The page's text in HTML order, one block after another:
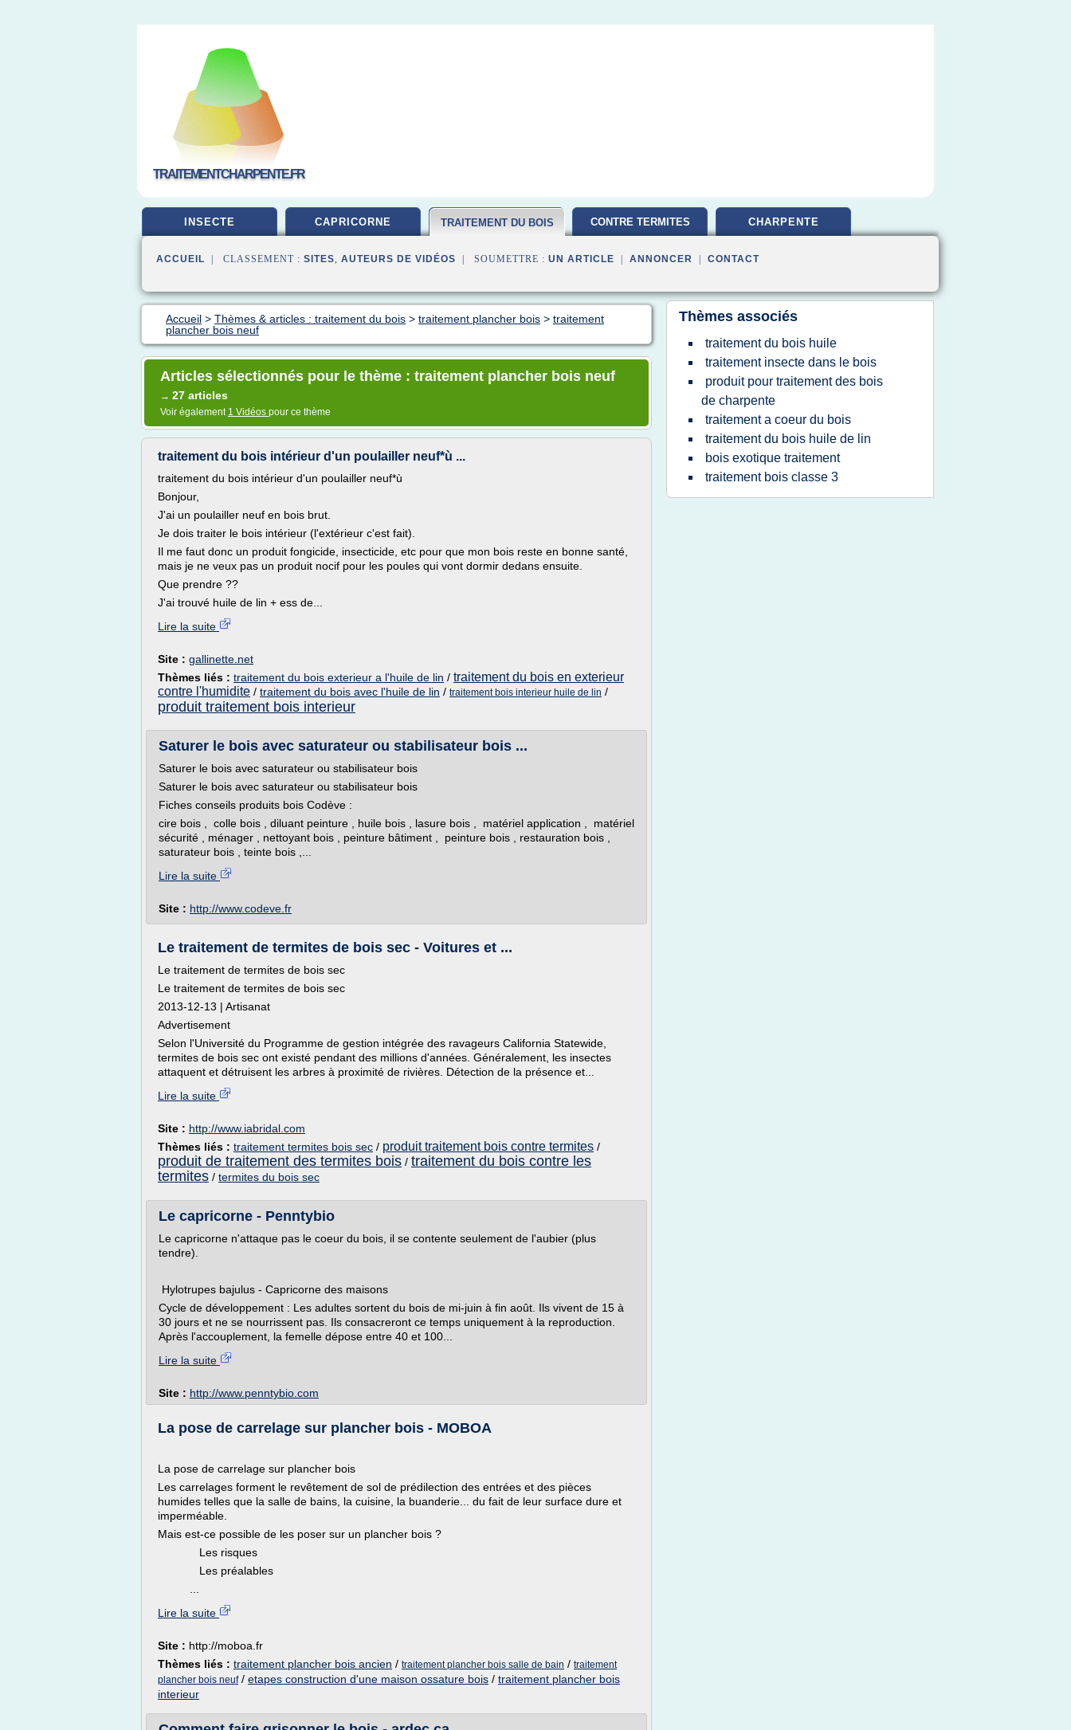
TRAITEMENTCHARPENTE.FR
INSECTE CAPRICORNE TRAITEMENT DU BOIS CONTRE TERMITES CHARPENTE
ACCUEIL | CLASSEMENT : SITES, AUTEURS DE VIDÉOS | SOUMETTRE : UN ARTICLE ANNONCER CONTACT
Accueil > Thèmes & articles : traitement du bois > traitement plancher bois > traitement
plancher bois neuf
Articles sélectionnés pour le thème : traitement plancher bois neuf
→ 27 articles
Voir également 1 Vidéos pour ce thème
traitement du bois intérieur d'un poulailler neuf*ù ...
traitement du bois intérieur d'un poulailler neuf*ù
Bonjour,
J'ai un poulailler neuf en bois brut.
Je dois traiter le bois intérieur (l'extérieur c'est fait).
Il me faut donc un produit fongicide, insecticide, etc pour que mon bois reste en bonne santé,
mais je ne veux pas un produit nocif pour les poules qui vont dormir dedans ensuite.
Que prendre ??
J'ai trouvé huile de lin + ess de...
Lire la suite
Site : gallinette.net
Thèmes liés : traitement du bois exterieur a l'huile de lin / traitement du bois en exterieur
contre l'humidite / traitement du bois avec l'huile de lin / traitement bois interieur huile de lin /
produit traitement bois interieur
Saturer le bois avec saturateur ou stabilisateur bois ...
Saturer le bois avec saturateur ou stabilisateur bois
Saturer le bois avec saturateur ou stabilisateur bois
Fiches conseils produits bois Codève :
cire bois , colle bois , diluant peinture , huile bois , lasure bois , matériel application , matériel
sécurité , ménager , nettoyant bois , peinture bâtiment , peinture bois , restauration bois ,
saturateur bois , teinte bois ,...
Lire la suite
Site : http://www.codeve.fr
Le traitement de termites de bois sec - Voitures et ...
Le traitement de termites de bois sec
Le traitement de termites de bois sec
2013-12-13 | Artisanat
Advertisement
Selon l'Université du Programme de gestion intégrée des ravageurs California Statewide,
termites de bois sec ont existé pendant des millions d'années. Généralement, les insectes
attaquent et détruisent les arbres à proximité de rivières. Détection de la présence et...
Lire la suite
Site : http://www.iabridal.com
Thèmes liés : traitement termites bois sec / produit traitement bois contre termites /
produit de traitement des termites bois / traitement du bois contre les
termites / termites du bois sec
Le capricorne - Penntybio
Le capricorne n'attaque pas le coeur du bois, il se contente seulement de l'aubier (plus
tendre).
Hylotrupes bajulus - Capricorne des maisons
Cycle de développement : Les adultes sortent du bois de mi-juin à fin août. Ils vivent de 15 à
30 jours et ne se nourrissent pas. Ils consacreront ce temps uniquement à la reproduction.
Après l'accouplement, la femelle dépose entre 40 et 100...
Lire la suite
Site : http://www.penntybio.com
La pose de carrelage sur plancher bois - MOBOA
La pose de carrelage sur plancher bois
Les carrelages forment le revêtement de sol de prédilection des entrées et des pièces
humides telles que la salle de bains, la cuisine, la buanderie... du fait de leur surface dure et
imperméable.
Mais est-ce possible de les poser sur un plancher bois ?
Les risques
Les préalables
Lire la suite
Site : http://moboa.fr
Thèmes liés : traitement plancher bois ancien / traitement plancher bois salle de bain / traitement
plancher bois neuf/ etapes construction d'une maison ossature bois / traitement plancher bois
interieur
Thèmes associés
traitement du bois huile
traitement insecte dans le bois
produit pour traitement des bois
de charpente
traitement a coeur du bois
traitement du bois huile de lin
bois exotique traitement
traitement bois classe 3